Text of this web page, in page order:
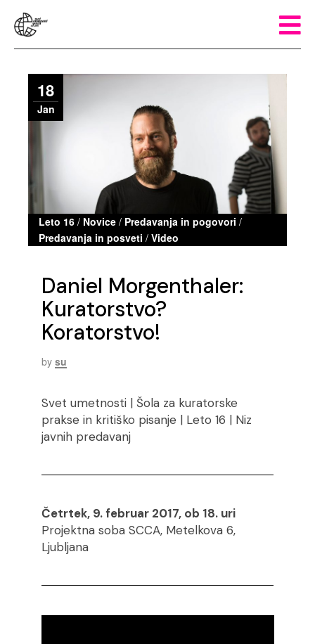
18
Jan
Leto 16 / Novice / Predavanja in pogovori /
Predavanja in posveti /Video
Daniel Morgenthaler:
Kuratorstvo?
Koratorstvo!
by su
Svet umetnosti | Šola za kuratorske
prakse in kritiško pisanje | Leto 16 | Niz
javnih predavanj
Četrtek, 9. februar 2017, ob 18. uri
Projektna soba SCCA, Metelkova 6,
Ljubljana